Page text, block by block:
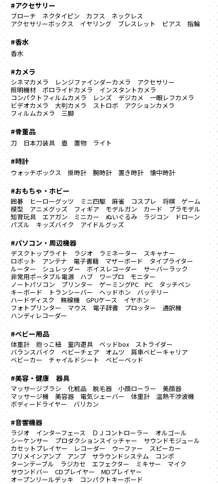
#アクセサリー
ブローチ ネクタイピン カフス
ネックレス
アクセサリーボックス
イヤリング ブレスレット ピアス 指輪
#香水
香水
#カメラ
シネマカメラ レンジファインダーカメラ
アクセサリー
照明機材
ポロライドカメラ
インスタントカメラ
コンパクトフィルムカメラ
レンズ デジカメ
一眼レフカメラ
ビデオカメラ
大判カメラ ストロボ
アクションカメラ
フィルムカメラ
三脚
#骨董品
刀 日本刀装具 壺 置物 ライト
#時計
ウォッチボックス 掛時計 腕時計 置き時計 懐中時計
#おもちゃ・ホビー
囲碁 ヒーローグッツ ミニ四駆 麻雀 コスプレ 将棋
ゲーム
模型
アニメグッズ フィギア モデルガン カード
プラモデル
知育玩具
エアガン ミニカー ぬいぐるみ ラジコン
ドローン
パズル
キッズバイク アイドルグッズ
#パソコン・周辺機器
デスクトップライト ラジオ ラミネーター
スキャナー
ロボット
アンテナ 電子書籍 マザーボード
タイプライター
ルーター
シュレッダー ボイスレコーダー
サーバーラック
非常用ポータブル電源
ハブ ワープロ
モニター
ノートパソコン
プリンター ゲーミングPC PC
タッチペン
キーボード
トランシーバー ヘッドホン
バッテリー
ハードディスク
無線機 GPUケース
イヤホン
フォトプリンター
マウス 電子辞書 プロッター
通訳機
ハンディレコーダー
#ベビー用品
体重計 抱っこ紐 室内遊具 ベッドbox
ストライダー
バランスバイク
ベビーチェア オムツ
肩車ベビーキャリア
ベビーカー
チャイルドシート ベビーベッド
#美容・健康 器具
マッサージブラシ 化粧品 脱毛器 小顔ローラー
美顔器
マッサージ機
美容器 電気シェーバー 体重計
温熱干渉波機
ボディードライヤー
バリカン
#音響機器
ラジオ インターフェース ＤＪコントローラー
オルゴール
シーケンサー
プロダクションスイッチャー
サウンドモジュール
カセットプレイヤー
レコーダー ウーファー
スピーカー
プリメインアンプ
アンプ サラウンドシステム
コンポ
ターンテーブル
ラジカセ エフェクター ミキサー
マイク
サウンドバー
CDプレイヤー
MDプレイヤー
オープンリールデッキ
コンパクトキーボード